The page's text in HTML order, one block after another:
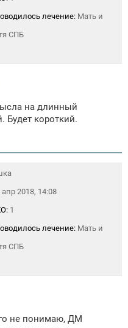
лечение: Мать и
СПБ
на длинный
Будет короткий.
апр 2018, 14:08
1
лечение: Мать и
СПБ
не понимаю, ДМ